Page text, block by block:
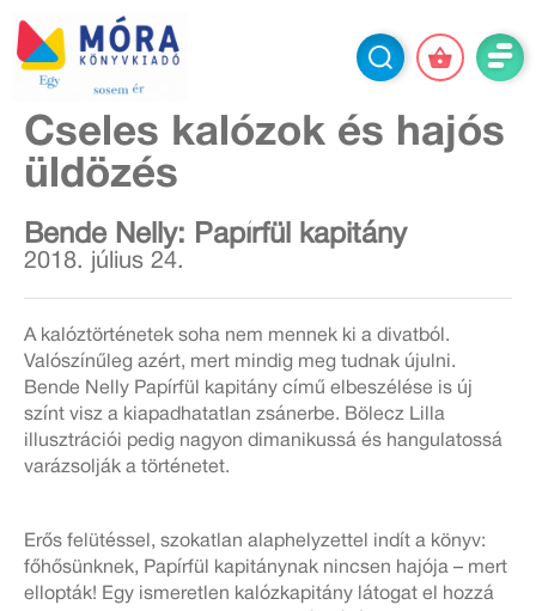
Cseles kalózok és hajós
üldözés
Bende Nelly: Papírfül kapitány
2018. július 24.
A kalóztörténetek soha nem mennek ki a divatból.
Valószínűleg azért, mert mindig meg tudnak újulni.
Bende Nelly Papírfül kapitány című elbeszélése is új
színt visz a kiapadhatatlan zsánerbe. Bölecz Lilla
illusztrációi pedig nagyon dimanikussá és hangulatossá
varázsolják a történetet.
Erős felütéssel, szokatlan alaphelyzettel indít a könyv:
főhősünknek, Papírfül kapitánynak nincsen hajója – mert
ellopták! Egy ismeretlen kalózkapitány látogat el hozzá